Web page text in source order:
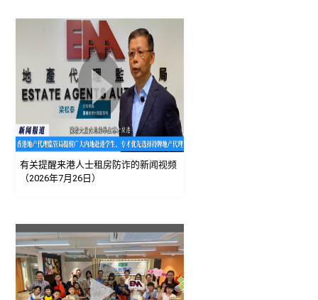
有关提醒来港人士租房防诈的新闻视频
（2026年7月26日）